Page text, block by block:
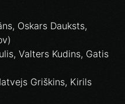
Oskars Dauksts,
Valters Kudins, Gatis
Griškins, Kirils